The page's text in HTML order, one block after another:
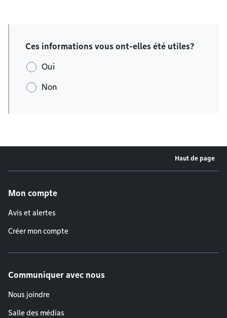
Ces informations vous ont-elles été utiles?
Oui
Non
Haut de page
Mon compte
Avis et alertes
Créer mon compte
Communiquer avec nous
Nous joindre
Salle des médias